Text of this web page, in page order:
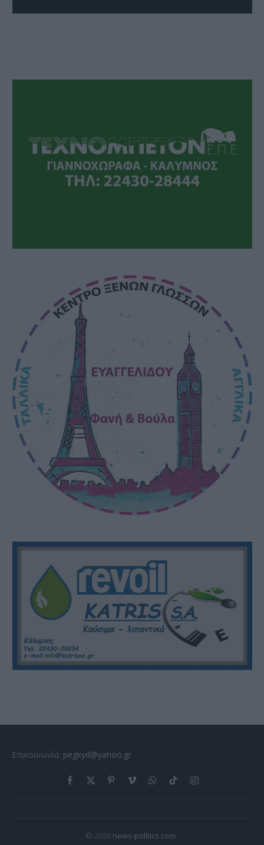
Επικοινωνία: pegkyd@yahoo.gr
Facebook
X
PinterestVimeoWhatsApp
TikTokInstagram
© 2026 news-politics.com .